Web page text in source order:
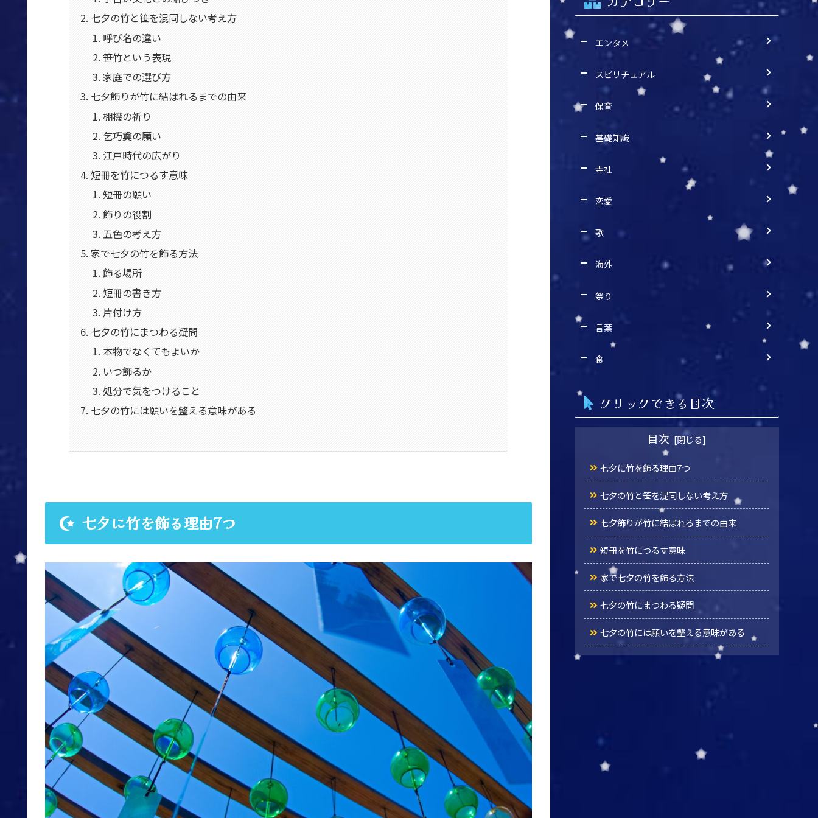
七夕の竹と笹を混同しない考え方
呼び名の違い
笹竹という表現
家庭での選び方
七夕飾りが竹に結ばれるまでの由来
棚機の祈り
乞巧奠の願い
江戸時代の広がり
短冊を竹につるす意味
短冊の願い
飾りの役割
五色の考え方
家で七夕の竹を飾る方法
飾る場所
短冊の書き方
片付け方
七夕の竹にまつわる疑問
本物でなくてもよいか
いつ飾るか
処分で気をつけること
七夕の竹には願いを整える意味がある
七夕に竹を飾る理由7つ
エンタメ
スピリチュアル
保育
基礎知識
寺社
恋愛
歌
海外
祭り
言葉
食
クリックできる目次
目次
七夕に竹を飾る理由7つ
七夕の竹と笹を混同しない考え方
七夕飾りが竹に結ばれるまでの由来
短冊を竹につるす意味
家で七夕の竹を飾る方法
七夕の竹にまつわる疑問
七夕の竹には願いを整える意味がある